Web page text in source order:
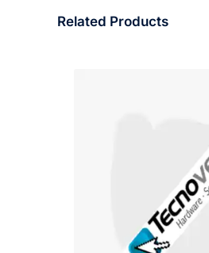
Related Products